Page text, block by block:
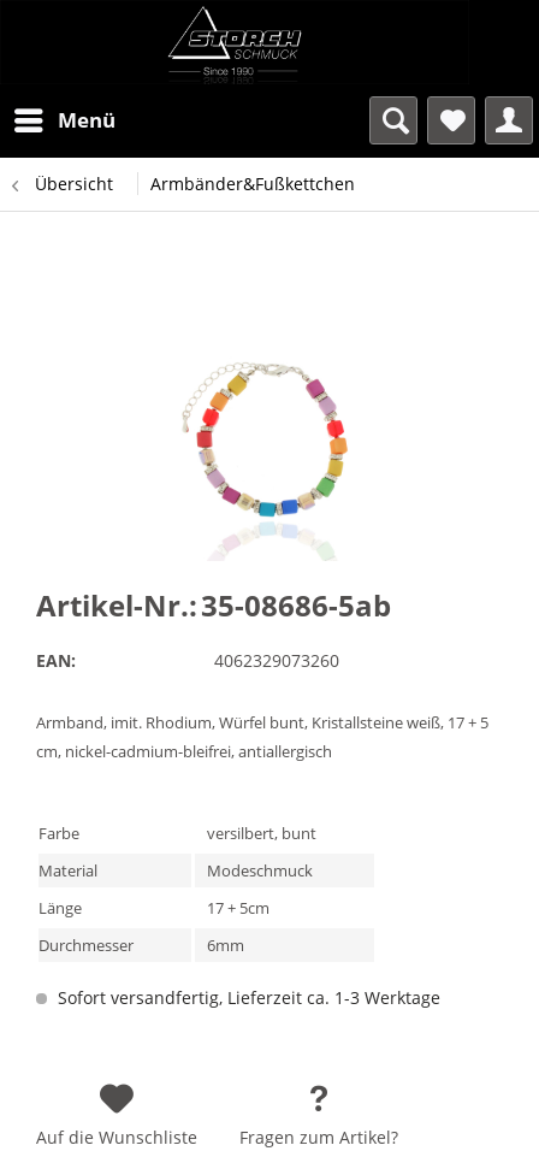
Menü
Übersicht Armbänder&Fußkettchen
Artikel-Nr.:35-08686-5ab
EAN: 4062329073260
Armband, imit. Rhodium, Würfel bunt, Kristallsteine weiß, 17 + 5
cm, nickel-cadmium-bleifrei, antiallergisch
Farbe
versilbert, bunt
Material
Modeschmuck
Länge
17 + 5cm
Durchmesser
6mm
Sofort versandfertig, Lieferzeit ca. 1-3 Werktage
Auf die Wunschliste Fragen zum Artikel?